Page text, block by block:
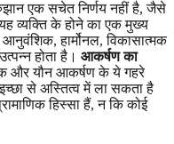
एक सचेत निर्णय नहीं है, जैसे
व्यक्ति के होने का एक मुख्य
हार्मोनल, विकासात्मक
होता है। आकर्षण का
और यौन आकर्षण के ये गहरे
से अस्तित्व में ला सकता है
हिस्सा हैं, न कि कोई